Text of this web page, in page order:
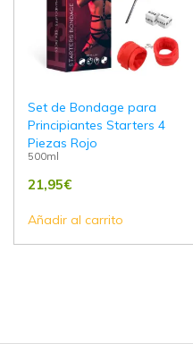
Set de Bondage para
Principiantes Starters 4
Piezas Rojo
500ml
21,95€
Añadir al carrito